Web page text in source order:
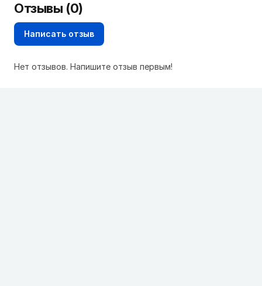
Отзывы (0)
Написать отзыв
Нет отзывов. Напишите отзыв первым!